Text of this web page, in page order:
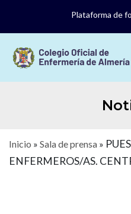
Plataforma de
Inicio » Sala de prensa »
ENFERMEROS/AS.